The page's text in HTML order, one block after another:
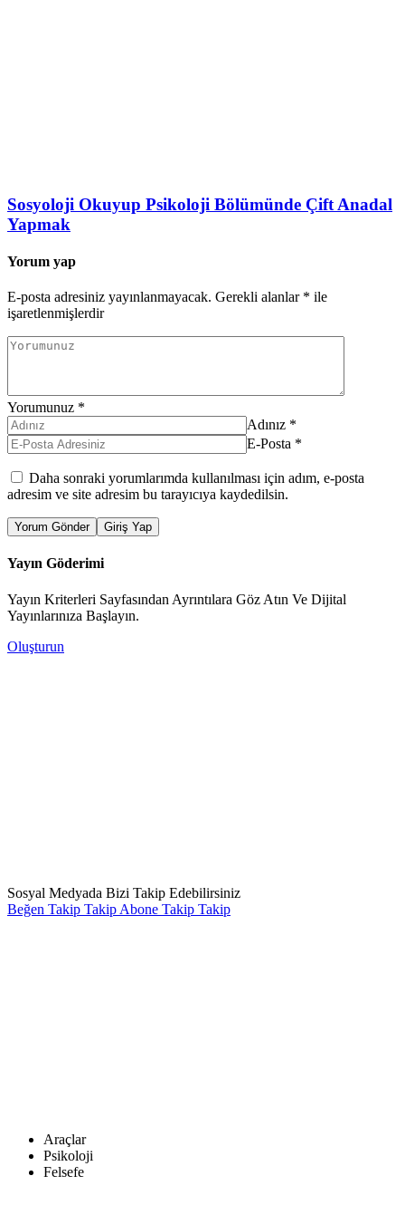
Sosyoloji Okuyup Psikoloji Bölümünde Çift Anadal
Yapmak
Yorum yap
E-posta adresiniz yayınlanmayacak. Gerekli alanlar * ile
işaretlenmişlerdir
Yorumunuz *
Adınız *
E-Posta *
Daha sonraki yorumlarımda kullanılması için adım, e-posta
adresim ve site adresim bu tarayıcıya kaydedilsin.
Yorum Gönder Giriş Yap
Yayın Göderimi
Yayın Kriterleri Sayfasından Ayrıntılara Göz Atın Ve Dijital
Yayınlarınıza Başlayın.
Oluşturun
Sosyal Medyada Bizi Takip Edebilirsiniz
Beğen Takip Takip Abone Takip Takip
Araçlar
Psikoloji
Felsefe